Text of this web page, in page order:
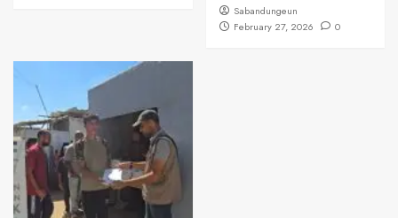
Sabandungeun
February 27, 2026
0